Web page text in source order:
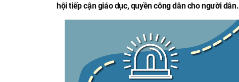
hội tiếp cận giáo dục, quyền công dân cho người dân.